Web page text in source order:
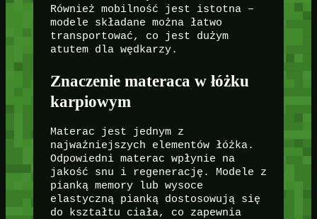
Również mobilność jest istotna –
modele składane można łatwo
transportować, co jest dużym
atutem dla wędkarzy.
Znaczenie materaca w łóżku
karpiowym
Materac jest jednym z
najważniejszych elementów łóżka.
Odpowiedni materac wpłynie na
jakość snu i regenerację. Modele z
pianką memory lub wysoce
elastyczną pianką dostosowują się
do kształtu ciała, co zapewnia